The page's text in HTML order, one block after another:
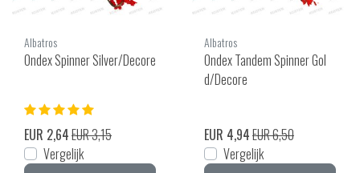
Albatros
Ondex Spinner Silver/Decore
EUR 2,64EUR 3,15
Vergelijk
Albatros
Ondex Tandem Spinner Gol
d/Decore
EUR 4,94EUR 6,50
Vergelijk